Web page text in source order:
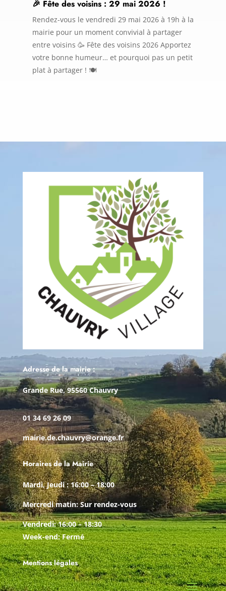
🎉 Fête des voisins : 29 mai 2026 !
Rendez-vous le vendredi 29 mai 2026 à 19h à la
mairie pour un moment convivial à partager
entre voisins 🥳 Fête des voisins 2026 Apportez
votre bonne humeur… et pourquoi pas un petit
plat à partager ! 🍽️
Adresse de la mairie :
Grande Rue, 95560 Chauvry
01 34 69 26 09
mairie.de.chauvry@orange.fr
Horaires de la Mairie
Mardi, Jeudi : 16:00 – 18:00
Mercredi matin: Sur rendez-vous
Vendredi: 16:00 – 18:30
Week-end: Fermé
Mentions légales